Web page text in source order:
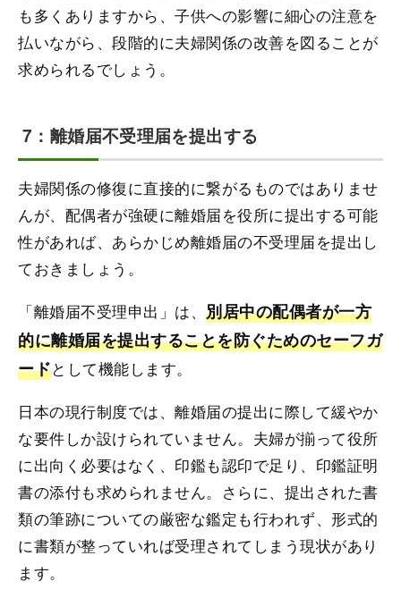
も多くありますから、子供への影響に細心の注意を
払いながら、段階的に夫婦関係の改善を図ることが
求められるでしょう。
7：離婚届不受理届を提出する
夫婦関係の修復に直接的に繋がるものではありませ
んが、配偶者が強硬に離婚届を役所に提出する可能
性があれば、あらかじめ離婚届の不受理届を提出し
ておきましょう。
「離婚届不受理申出」は、別居中の配偶者が一方
的に離婚届を提出することを防ぐためのセーフガ
ードとして機能します。
日本の現行制度では、離婚届の提出に際して緩やか
な要件しか設けられていません。夫婦が揃って役所
に出向く必要はなく、印鑑も認印で足り、印鑑証明
書の添付も求められません。さらに、提出された書
類の筆跡についての厳密な鑑定も行われず、形式的
に書類が整っていれば受理されてしまう現状があり
ます。